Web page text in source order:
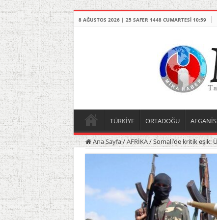
8 AĞUSTOS 2026 | 25 SAFER 1448 CUMARTESI 10:59
TÜRKİYE ORTADOĞU
Ana Sayfa/AFRİKA/Somali’de kritik eşik: